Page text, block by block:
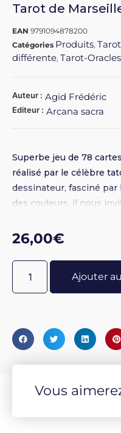
Tarot de
EAN 9791094878200
Catégories Produits,
différente, Tarot-
Auteur : Agid Frédéric
Editeur : Arcana sacra
Superbe jeu de 78
réalisé par le célèbre
dessinateur, fasciné
des couleurs, il nous
contemporaine du
d'un livret explicatif.
26,00€
Ajouter
Vous